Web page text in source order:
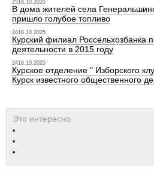
2518.10.2025
В дома жителей села
пришло голубое топливо
2418.10.2025
Курский филиал Россельхозбанка
деятельности в 2015 году
2418.10.2025
Курское отделение " Изборского
Курск известного общественного